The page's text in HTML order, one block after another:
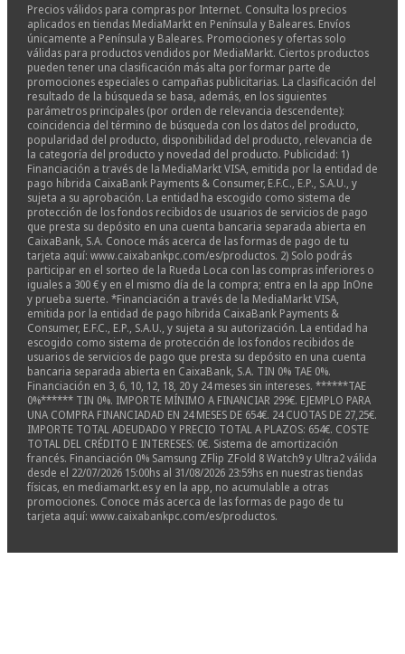
Precios válidos para compras por Internet. Consulta los precios
aplicados en tiendas MediaMarkt en Península y Baleares. Envíos
únicamente a Península y Baleares. Promociones y ofertas solo
válidas para productos vendidos por MediaMarkt. Ciertos productos
pueden tener una clasificación más alta por formar parte de
promociones especiales o campañas publicitarias. La clasificación del
resultado de la búsqueda se basa, además, en los siguientes
parámetros principales (por orden de relevancia descendente):
coincidencia del término de búsqueda con los datos del producto,
popularidad del producto, disponibilidad del producto, relevancia de
la categoría del producto y novedad del producto. Publicidad: 1)
Financiación a través de la MediaMarkt VISA, emitida por la entidad de
pago híbrida CaixaBank Payments & Consumer, E.F.C., E.P., S.A.U., y
sujeta a su aprobación. La entidad ha escogido como sistema de
protección de los fondos recibidos de usuarios de servicios de pago
que presta su depósito en una cuenta bancaria separada abierta en
CaixaBank, S.A. Conoce más acerca de las formas de pago de tu
tarjeta aquí: www.caixabankpc.com/es/productos. 2) Solo podrás
participar en el sorteo de la Rueda Loca con las compras inferiores o
iguales a 300 € y en el mismo día de la compra; entra en la app InOne
y prueba suerte. *Financiación a través de la MediaMarkt VISA,
emitida por la entidad de pago híbrida CaixaBank Payments &
Consumer, E.F.C., E.P., S.A.U., y sujeta a su autorización. La entidad ha
escogido como sistema de protección de los fondos recibidos de
usuarios de servicios de pago que presta su depósito en una cuenta
bancaria separada abierta en CaixaBank, S.A. TIN 0% TAE 0%.
Financiación en 3, 6, 10, 12, 18, 20 y 24 meses sin intereses. ******TAE
0%****** TIN 0%. IMPORTE MÍNIMO A FINANCIAR 299€. EJEMPLO PARA
UNA COMPRA FINANCIADAD EN 24 MESES DE 654€. 24 CUOTAS DE 27,25€.
IMPORTE TOTAL ADEUDADO Y PRECIO TOTAL A PLAZOS: 654€. COSTE
TOTAL DEL CRÉDITO E INTERESES: 0€. Sistema de amortización
francés. Financiación 0% Samsung ZFlip ZFold 8 Watch9 y Ultra2 válida
desde el 22/07/2026 15:00hs al 31/08/2026 23:59hs en nuestras tiendas
físicas, en mediamarkt.es y en la app, no acumulable a otras
promociones. Conoce más acerca de las formas de pago de tu
tarjeta aquí: www.caixabankpc.com/es/productos.